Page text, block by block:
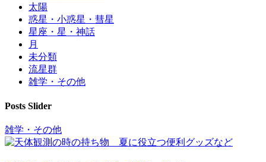
太陽
惑星・小惑星・彗星
星座・星・神話
月
未分類
流星群
雑学・その他
Posts Slider
雑学・その他